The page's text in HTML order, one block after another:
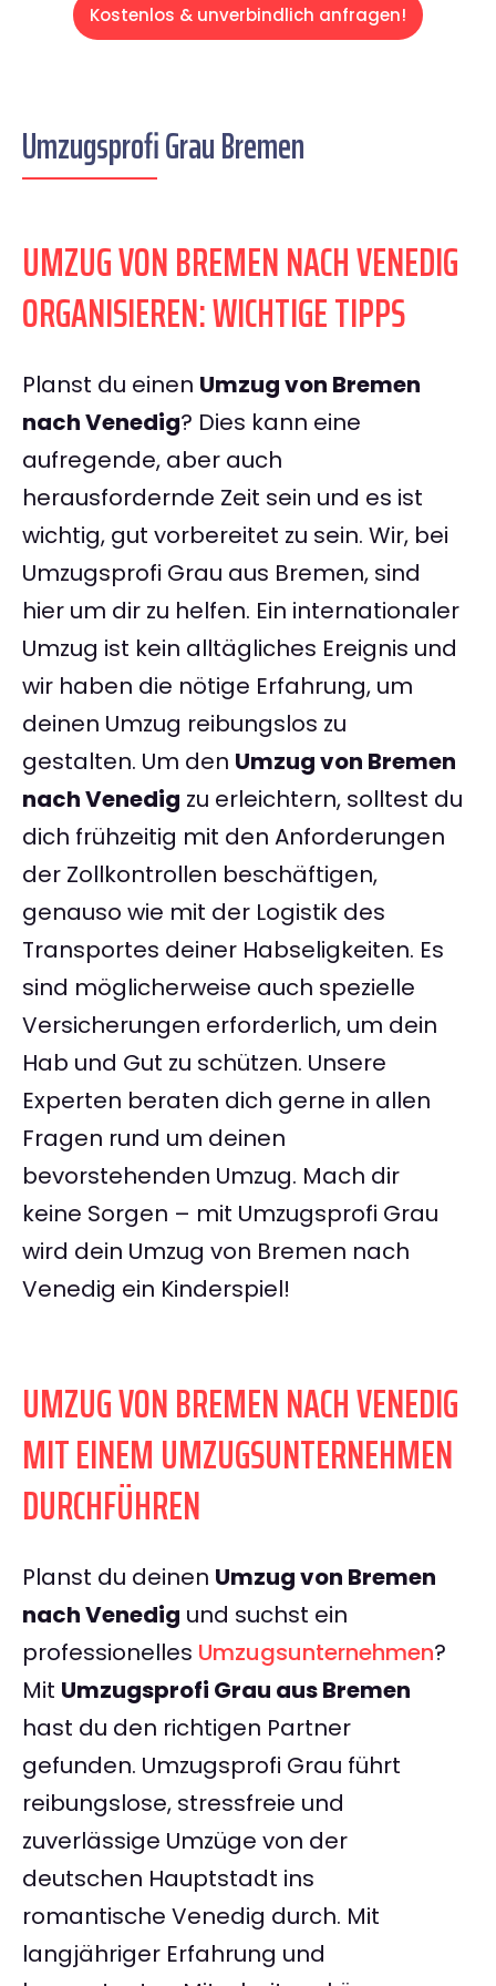
Kostenlos & unverbindlich anfragen!
Umzugsprofi Grau Bremen
UMZUG VON BREMEN NACH VENEDIG
ORGANISIEREN: WICHTIGE TIPPS
Planst du einen Umzug von Bremen
nach Venedig? Dies kann eine
aufregende, aber auch
herausfordernde Zeit sein und es ist
wichtig, gut vorbereitet zu sein. Wir, bei
Umzugsprofi Grau aus Bremen, sind
hier um dir zu helfen. Ein internationaler
Umzug ist kein alltägliches Ereignis und
wir haben die nötige Erfahrung, um
deinen Umzug reibungslos zu
gestalten. Um den Umzug von Bremen
nach Venedig zu erleichtern, solltest du
dich frühzeitig mit den Anforderungen
der Zollkontrollen beschäftigen,
genauso wie mit der Logistik des
Transportes deiner Habseligkeiten. Es
sind möglicherweise auch spezielle
Versicherungen erforderlich, um dein
Hab und Gut zu schützen. Unsere
Experten beraten dich gerne in allen
Fragen rund um deinen
bevorstehenden Umzug. Mach dir
keine Sorgen – mit Umzugsprofi Grau
wird dein Umzug von Bremen nach
Venedig ein Kinderspiel!
UMZUG VON BREMEN NACH VENEDIG
MIT EINEM UMZUGSUNTERNEHMEN
DURCHFÜHREN
Planst du deinen Umzug von Bremen
nach Venedig und suchst ein
professionelles Umzugsunternehmen?
Mit Umzugsprofi Grau aus Bremen
hast du den richtigen Partner
gefunden. Umzugsprofi Grau führt
reibungslose, stressfreie und
zuverlässige Umzüge von der
deutschen Hauptstadt ins
romantische Venedig durch. Mit
langjähriger Erfahrung und